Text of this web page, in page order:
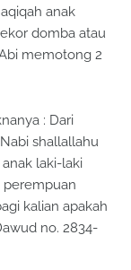
anak
domba atau
memotong 2
: Dari
shallallahu
anak laki-laki
perempuan
kalian apakah
no. 2834-